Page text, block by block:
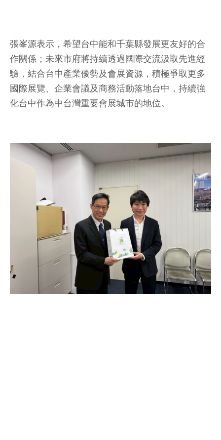
張峯源表示，希望台中能和千葉縣發展更友好的合
作關係；未來市府將持續透過國際交流汲取先進經
驗，結合台中產業優勢及會展資源，積極爭取更多
國際展覽、企業會議及商務活動落地台中，持續強
化台中作為中台灣重要會展城市的地位。